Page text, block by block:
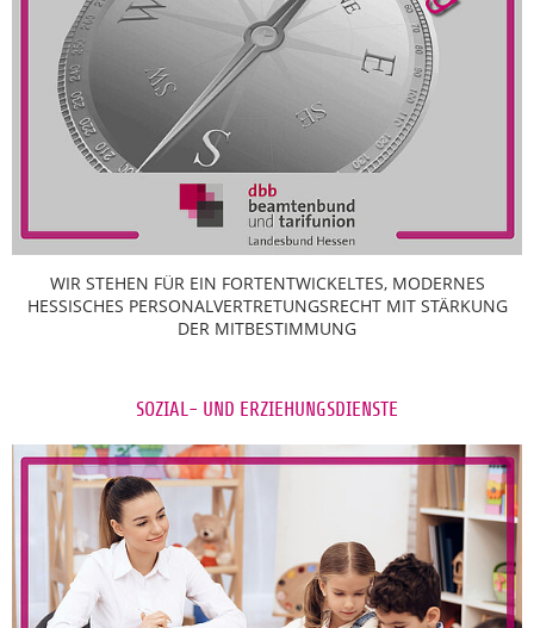
WIR STEHEN FÜR EIN FORTENTWICKELTES, MODERNES
HESSISCHES PERSONALVERTRETUNGSRECHT MIT STÄRKUNG
DER MITBESTIMMUNG
SOZIAL- UND ERZIEHUNGSDIENSTE